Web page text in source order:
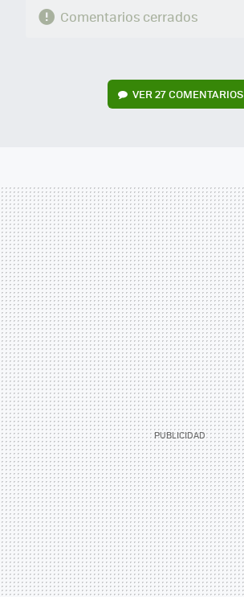
Comentarios cerrados
VER27 COMENTARIOS